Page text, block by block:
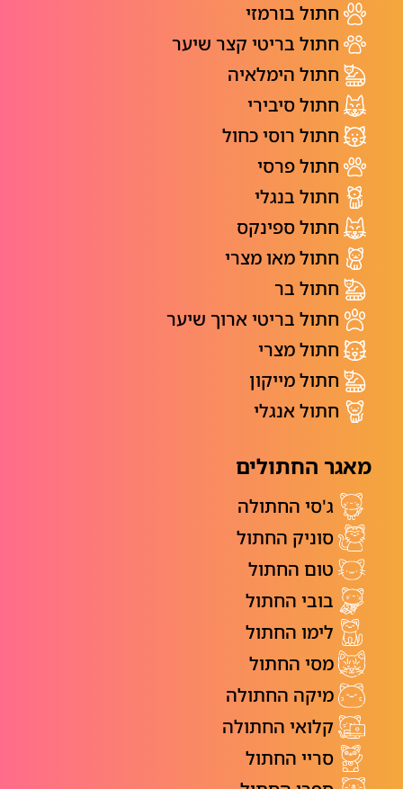
חתול בורמזי
חתול בריטי קצר שיער
חתול הימלאיה
חתול סיבירי
חתול רוסי כחול
חתול פרסי
חתול בנגלי
חתול ספינקס
חתול מאו מצרי
חתול בר
חתול בריטי ארוך שיער
חתול מצרי
חתול מייקון
חתול אנגלי
מאגר החתולים
ג'סי החתולה
סוניק החתול
טום החתול
בובי החתול
לימו החתול
מסי החתול
מיקה החתולה
קלואי החתולה
סריי החתול